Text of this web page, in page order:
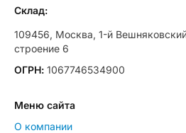
Склад:
109456, Москва, 1-й
строение 6
ОГРН: 1067746534900
Меню сайта
О компании